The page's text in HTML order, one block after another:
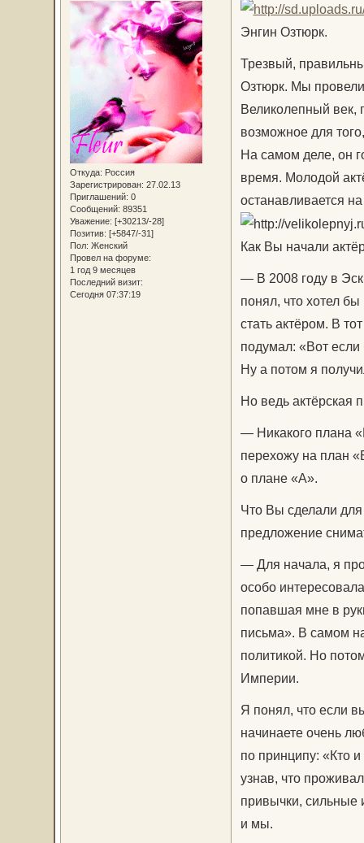
Откуда: Россия
Зарегистрирован: 27.02.13
Приглашений: 0
Сообщений: 89351
Уважение: [+30213/-28]
Позитив: [+5847/-31]
Пол: Женский
Провел на форуме:
1 год 9 месяцев
Последний визит:
Сегодня 07:37:19
Энгин Озтюрк.
Трезвый,
Озтюрк. Мы
Великолепный век,
возможное для
На самом деле, он
время. Молодой
останавливается
Как Вы начали
— В 2008 году в
понял, что хотел
стать актёром. В
подумал: «Вот если
Ну а потом я
Но ведь актёрская
— Никакого плана
перехожу на план
о плане «А».
Что Вы сделали для
предложение
— Для начала, я
особо
попавшая мне в
письма». В самом
политикой. Но
Империи.
Я понял, что если
начинаете очень
по принципу: «Кто
узнав, что
привычки, сильные
и мы.